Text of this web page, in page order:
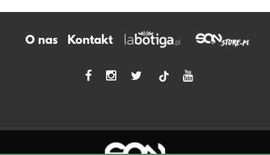
O nas Kontakt
tiktok